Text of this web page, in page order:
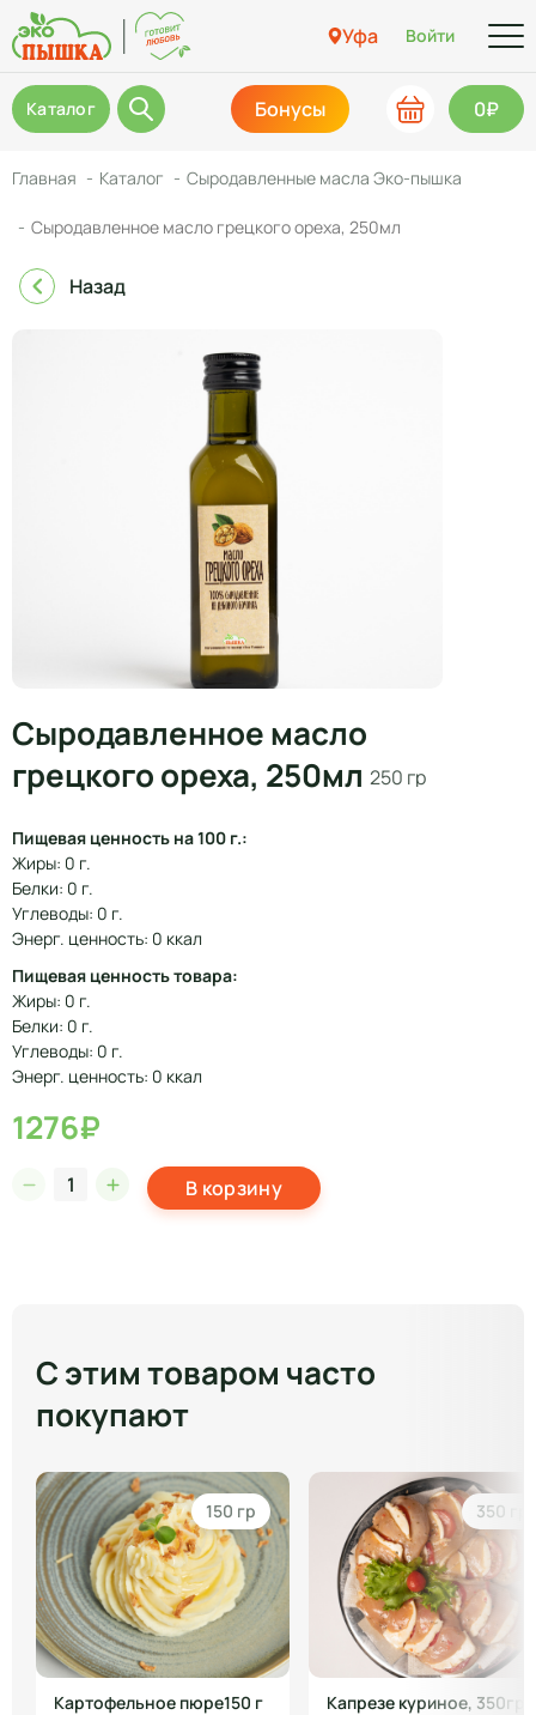
Уфа Войти
Каталог Бонусы 0₽
Главная Каталог Сыродавленные масла Эко-пышка
Сыродавленное масло грецкого ореха, 250мл
Назад
Сыродавленное масло
грецкого ореха, 250мл 250 гр
Пищевая ценность на 100 г.:
Жиры: 0 г.
Белки: 0 г.
Углеводы: 0 г.
Энерг. ценность: 0 ккал
Пищевая ценность товара:
Жиры: 0 г.
Белки: 0 г.
Углеводы: 0 г.
Энерг. ценность: 0 ккал
1276₽
В корзину
С этим товаром часто
покупают
150 гр
Картофельное пюре150 г
350 гр
Капрезе куриное, 350гр